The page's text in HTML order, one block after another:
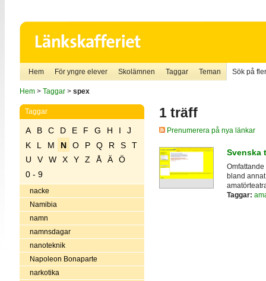
Hem För yngre elever Skolämnen Taggar Teman Sök på
Hem> Taggar> spex
Taggar
A B C D E F G H I
J
K
L M N O P Q R S
T
U
V W X Y Z Å Ä
Ö
0 - 9
nacke
Namibia
namn
namnsdagar
nanoteknik
Napoleon Bonaparte
narkotika
1 träff
Prenumerera på nya länkar
Svenska
bland
Taggar: